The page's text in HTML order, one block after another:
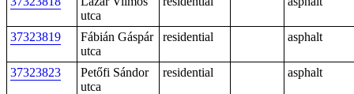
utca
37323819
Fábián Gáspár
utca
residential asphalt
37323823
Petőfi Sándor
utca
residential asphalt